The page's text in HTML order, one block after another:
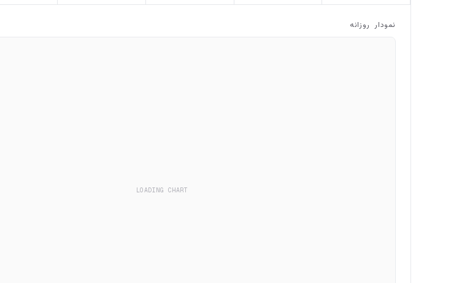
نمودار روزانه
LOADING CHART